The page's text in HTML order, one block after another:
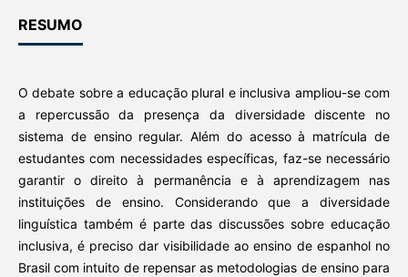
RESUMO
O debate sobre a educação plural e inclusiva ampliou-se com
a repercussão da presença da diversidade discente no
sistema de ensino regular. Além do acesso à matrícula de
estudantes com necessidades específicas, faz-se necessário
garantir o direito à permanência e à aprendizagem nas
instituições de ensino. Considerando que a diversidade
linguística também é parte das discussões sobre educação
inclusiva, é preciso dar visibilidade ao ensino de espanhol no
Brasil com intuito de repensar as metodologias de ensino para